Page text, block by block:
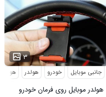
۳ ...
جانبی موبایل خودرو هولدر هولدر
هولدر موبایل روی فرمان خودرو